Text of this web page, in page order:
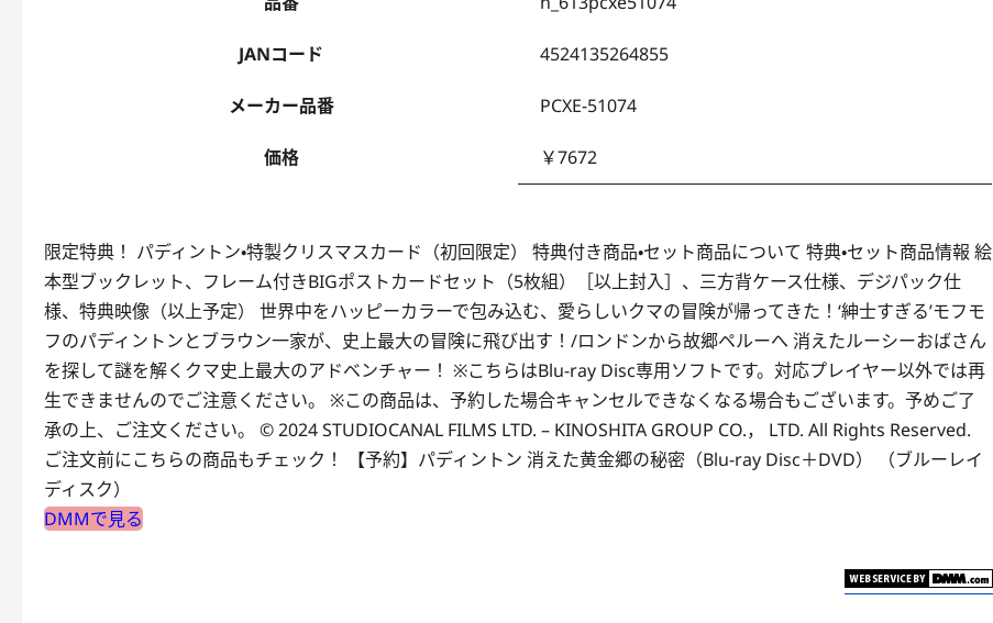
JANコード 4524135264855
メーカー品番 PCXE-51074
価格 ￥7672
限定特典！ パディントン・特製クリスマスカード（初回限定） 特典付き商品・セット商品について 特典・セット商品情報 絵
本型ブックレット、フレーム付きBIGポストカードセット（5枚組）［以上封入］、三方背ケース仕様、デジパック仕
様、特典映像（以上予定） 世界中をハッピーカラーで包み込む、愛らしいクマの冒険が帰ってきた！‘紳士すぎる’モフモ
フのパディントンとブラウン一家が、史上最大の冒険に飛び出す！/ロンドンから故郷ペルーへ 消えたルーシーおばさん
を探して謎を解くクマ史上最大のアドベンチャー！ ※こちらはBlu-ray Disc専用ソフトです。対応プレイヤー以外では再
生できませんのでご注意ください。 ※この商品は、予約した場合キャンセルできなくなる場合もございます。予めご了
承の上、ご注文ください。 © 2024 STUDIOCANAL FILMS LTD. – KINOSHITA GROUP CO.， LTD. All Rights Reserved.
ご注文前にこちらの商品もチェック！ 【予約】パディントン 消えた黄金郷の秘密（Blu-ray Disc＋DVD） （ブルーレイ
ディスク）
DMMで見る